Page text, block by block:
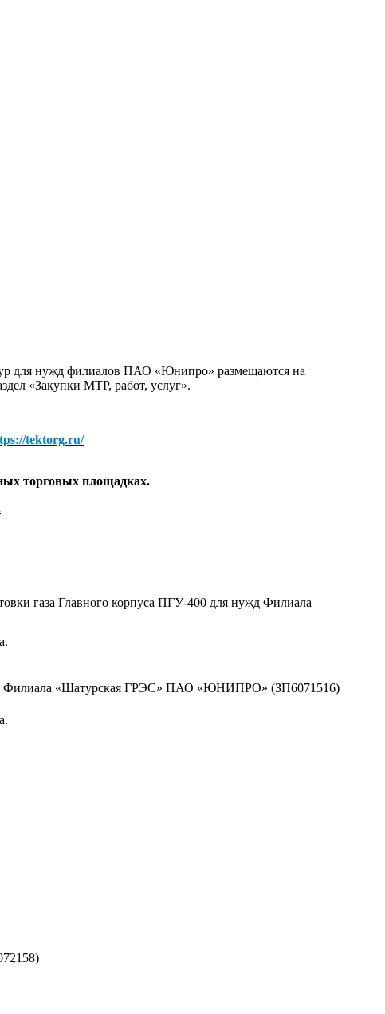
для нужд филиалов ПАО «Юнипро» размещаются на
«Закупки МТР, работ, услуг».
tektorg.ru/
торговых площадках.
газа Главного корпуса ПГУ-400 для нужд Филиала
Филиала «Шатурская ГРЭС» ПАО «ЮНИПРО» (ЗП6071516)